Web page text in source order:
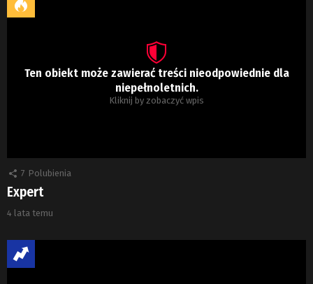
Ten obiekt może zawierać treści nieodpowiednie dla
niepełnoletnich.
Kliknij by zobaczyć wpis
7 Polubienia
Expert
4 lata temu